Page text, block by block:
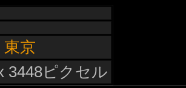
東京
3448ピクセル